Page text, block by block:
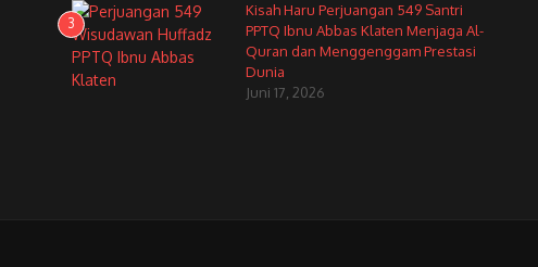
3
Kisah Haru Perjuangan 549 Santri
PPTQ Ibnu Abbas Klaten Menjaga Al-
Quran dan Menggenggam Prestasi
Dunia
Juni 17, 2026